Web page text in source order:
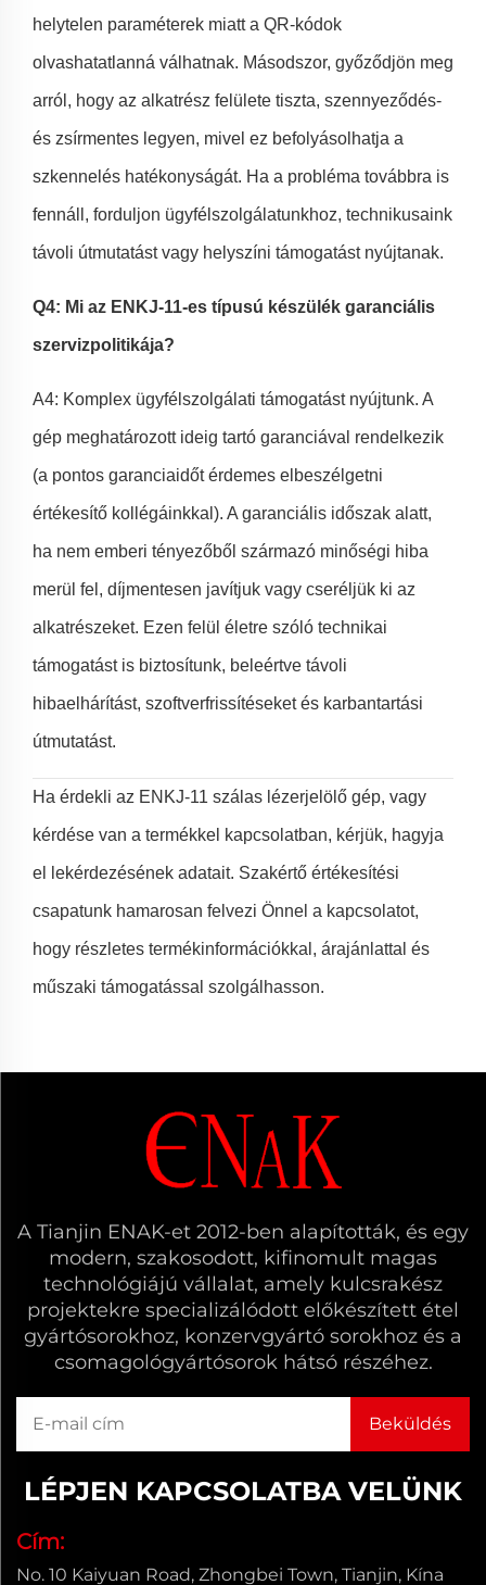
helytelen paraméterek miatt a QR-kódok
olvashatatlanná válhatnak. Másodszor, győződjön meg
arról, hogy az alkatrész felülete tiszta, szennyeződés-
és zsírmentes legyen, mivel ez befolyásolhatja a
szkennelés hatékonyságát. Ha a probléma továbbra is
fennáll, forduljon ügyfélszolgálatunkhoz, technikusaink
távoli útmutatást vagy helyszíni támogatást nyújtanak.
Q4: Mi az ENKJ-11-es típusú készülék garanciális
szervizpolitikája?
A4: Komplex ügyfélszolgálati támogatást nyújtunk. A
gép meghatározott ideig tartó garanciával rendelkezik
(a pontos garanciaidőt érdemes elbeszélgetni
értékesítő kollégáinkkal). A garanciális időszak alatt,
ha nem emberi tényezőből származó minőségi hiba
merül fel, díjmentesen javítjuk vagy cseréljük ki az
alkatrészeket. Ezen felül életre szóló technikai
támogatást is biztosítunk, beleértve távoli
hibaelhárítást, szoftverfrissítéseket és karbantartási
útmutatást.
Ha érdekli az ENKJ-11 szálas lézerjelölő gép, vagy
kérdése van a termékkel kapcsolatban, kérjük, hagyja
el lekérdezésének adatait. Szakértő értékesítési
csapatunk hamarosan felvezi Önnel a kapcsolatot,
hogy részletes termékinformációkkal, árajánlattal és
műszaki támogatással szolgálhasson.
A Tianjin ENAK-et 2012-ben alapították, és egy
modern, szakosodott, kifinomult magas
technológiájú vállalat, amely kulcsrakész
projektekre specializálódott előkészített étel
gyártósorokhoz, konzervgyártó sorokhoz és a
csomagológyártósorok hátsó részéhez.
LÉPJEN KAPCSOLATBA VELÜNK
Cím:
No. 10 Kaiyuan Road, Zhongbei Town, Tianjin, Kína